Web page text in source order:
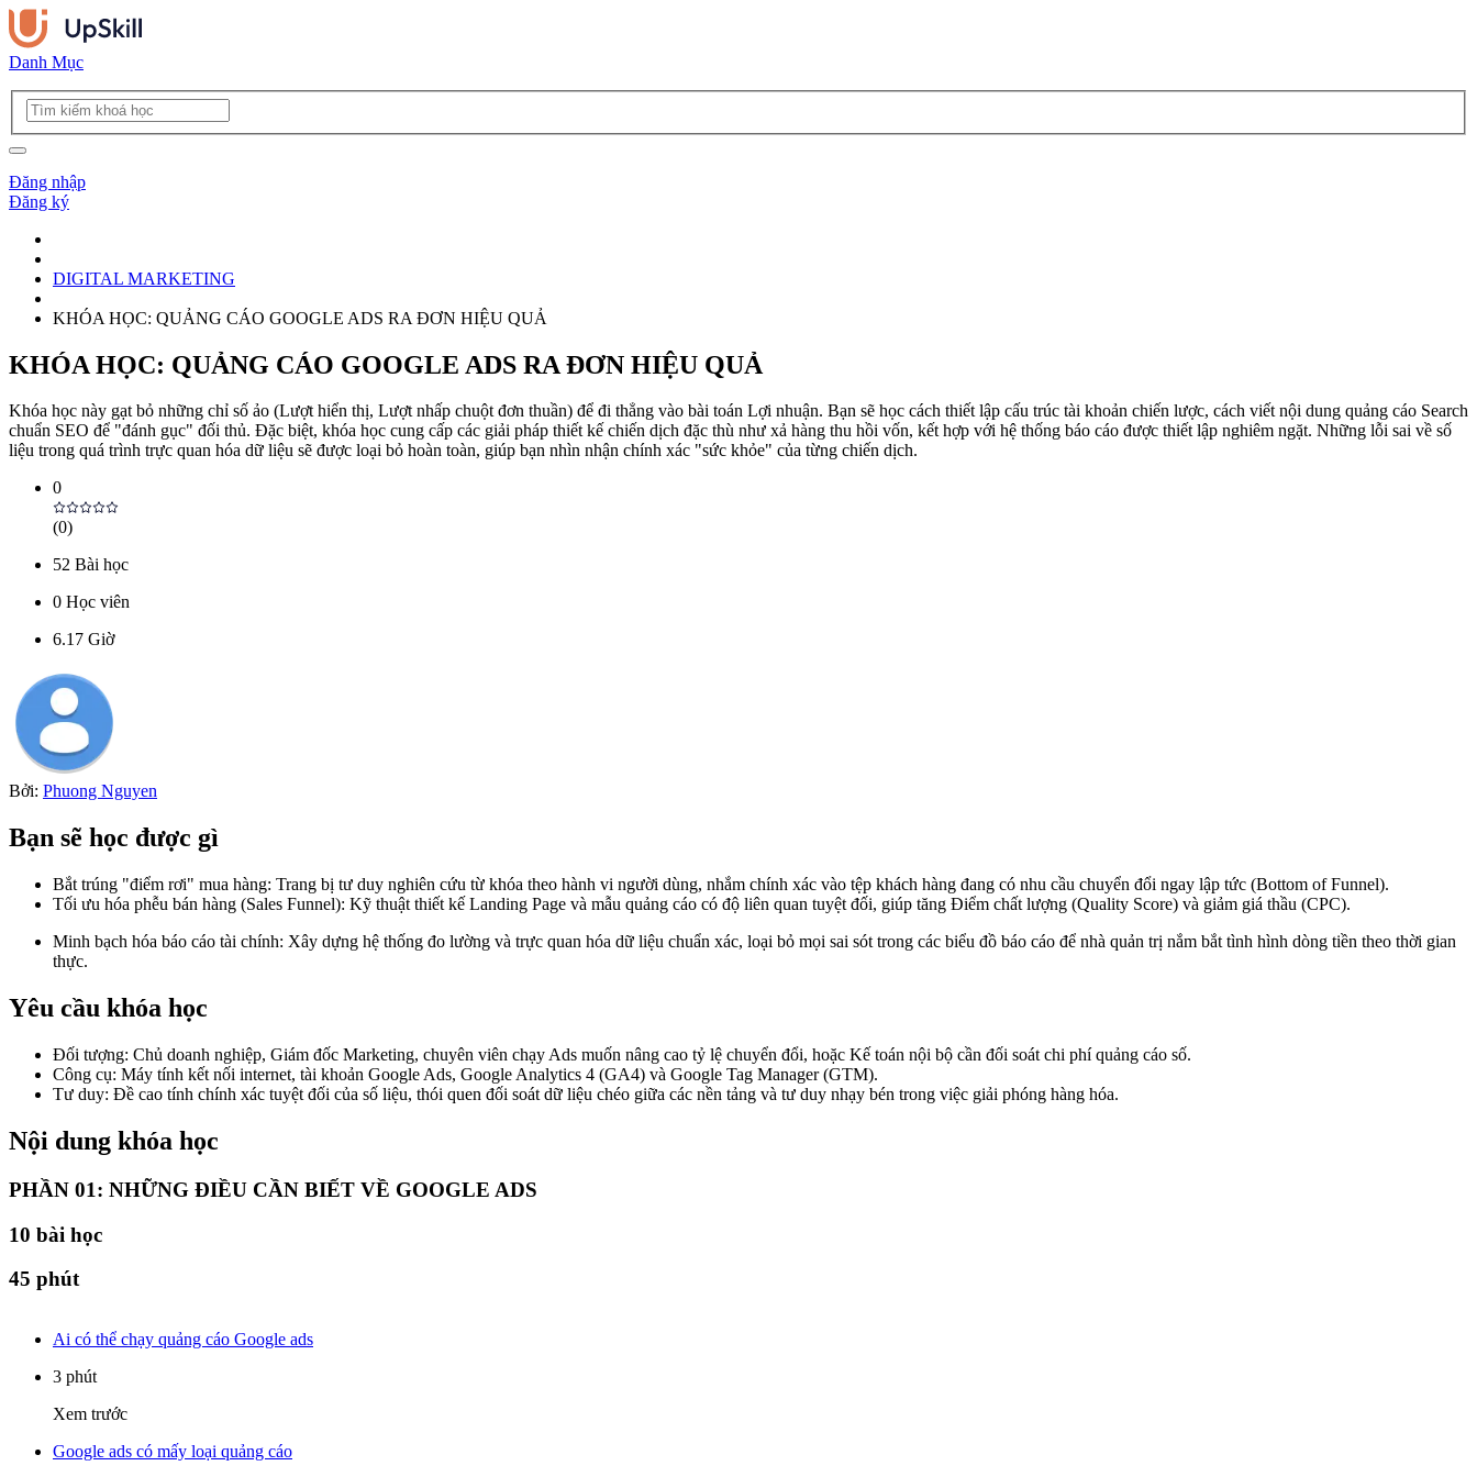
Danh Mục
Đăng nhập
Đăng ký
DIGITAL MARKETING
KHÓA HỌC: QUẢNG CÁO GOOGLE ADS RA ĐƠN HIỆU QUẢ
KHÓA HỌC: QUẢNG CÁO GOOGLE ADS RA ĐƠN HIỆU QUẢ
Khóa học này gạt bỏ những chỉ số ảo (Lượt hiển thị, Lượt nhấp chuột đơn thuần) để đi thẳng vào bài toán Lợi nhuận. Bạn sẽ học cách thiết lập cấu trúc tài khoản chiến lược, cách viết nội dung quảng cáo Search
chuẩn SEO để "đánh gục" đối thủ. Đặc biệt, khóa học cung cấp các giải pháp thiết kế chiến dịch đặc thù như xả hàng thu hồi vốn, kết hợp với hệ thống báo cáo được thiết lập nghiêm ngặt. Những lỗi sai về số
liệu trong quá trình trực quan hóa dữ liệu sẽ được loại bỏ hoàn toàn, giúp bạn nhìn nhận chính xác "sức khỏe" của từng chiến dịch.
0
(0)
52 Bài học
0 Học viên
6.17 Giờ
Bởi: Phuong Nguyen
Bạn sẽ học được gì
Bắt trúng "điểm rơi" mua hàng: Trang bị tư duy nghiên cứu từ khóa theo hành vi người dùng, nhắm chính xác vào tệp khách hàng đang có nhu cầu chuyển đổi ngay lập tức (Bottom of Funnel).
Tối ưu hóa phễu bán hàng (Sales Funnel): Kỹ thuật thiết kế Landing Page và mẫu quảng cáo có độ liên quan tuyệt đối, giúp tăng Điểm chất lượng (Quality Score) và giảm giá thầu (CPC).
Minh bạch hóa báo cáo tài chính: Xây dựng hệ thống đo lường và trực quan hóa dữ liệu chuẩn xác, loại bỏ mọi sai sót trong các biểu đồ báo cáo để nhà quản trị nắm bắt tình hình dòng tiền theo thời gian
thực.
Yêu cầu khóa học
Đối tượng: Chủ doanh nghiệp, Giám đốc Marketing, chuyên viên chạy Ads muốn nâng cao tỷ lệ chuyển đổi, hoặc Kế toán nội bộ cần đối soát chi phí quảng cáo số.
Công cụ: Máy tính kết nối internet, tài khoản Google Ads, Google Analytics 4 (GA4) và Google Tag Manager (GTM).
Tư duy: Đề cao tính chính xác tuyệt đối của số liệu, thói quen đối soát dữ liệu chéo giữa các nền tảng và tư duy nhạy bén trong việc giải phóng hàng hóa.
Nội dung khóa học
PHẦN 01: NHỮNG ĐIỀU CẦN BIẾT VỀ GOOGLE ADS
10 bài học
45 phút
Ai có thể chạy quảng cáo Google ads
3 phút
Xem trước
Google ads có mấy loại quảng cáo